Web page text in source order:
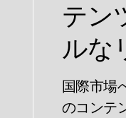
テン
ルな
国際市場
のコンテ